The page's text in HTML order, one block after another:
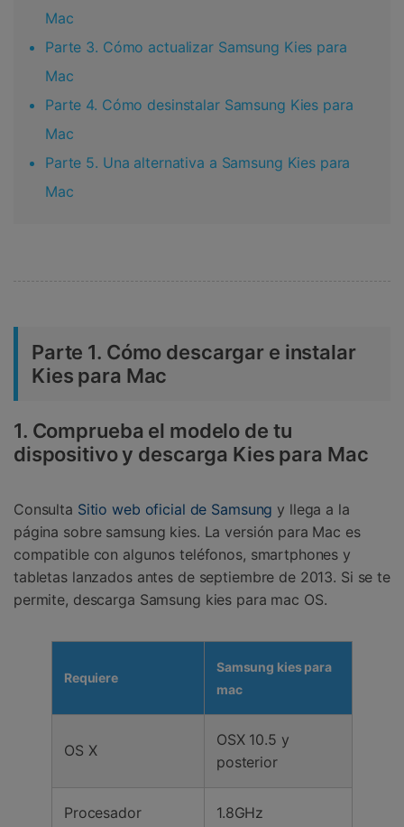
Mac
Parte 3. Cómo actualizar Samsung Kies para
Mac
Parte 4. Cómo desinstalar Samsung Kies para
Mac
Parte 5. Una alternativa a Samsung Kies para
Mac
Parte 1. Cómo descargar e instalar
Kies para Mac
1. Comprueba el modelo de tu
dispositivo y descarga Kies para Mac
Consulta Sitio web oficial de Samsung y llega a la
página sobre samsung kies. La versión para Mac es
compatible con algunos teléfonos, smartphones y
tabletas lanzados antes de septiembre de 2013. Si se te
permite, descarga Samsung kies para mac OS.
Requiere
Samsung kies para
mac
OS X
OSX 10.5 y
posterior
Procesador 1.8GHz